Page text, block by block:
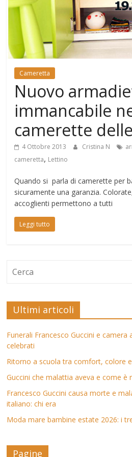
Mondo
Cameretta
Nuovo
immancabile
camerette
4 Ottobre 2013 Cristina N
cameretta, Lettino
Quando si parla di camerette per
sicuramente una garanzia.
accoglienti permettono a tutti
Leggi tutto
Ultimi articoli
Funerali Francesco Guccini e camera
celebrati
Ritorno a scuola tra comfort, colore
Guccini che malattia aveva e come
Francesco Guccini causa morte e
italiano: chi era
Moda mare bambine estate 2026: i
Pagine